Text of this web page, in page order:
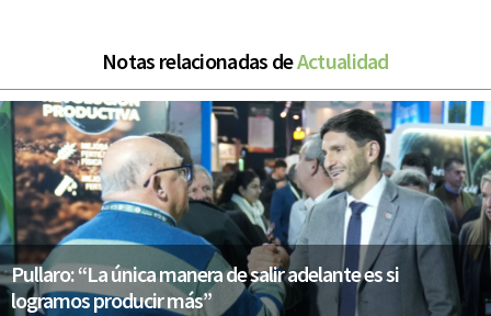
Notas relacionadas deActualidad
Pullaro: “La única manera de salir adelante es si
logramos producir más”